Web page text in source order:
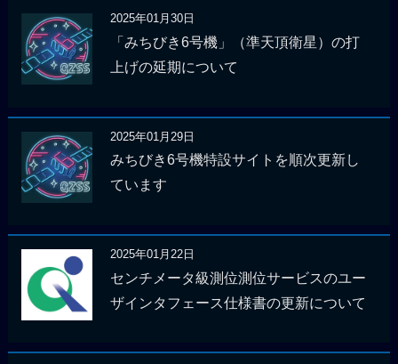
2025年01月30日
「みちびき6号機」（準天頂衛星）の打
上げの延期について
2025年01月29日
みちびき6号機特設サイトを順次更新し
ています
2025年01月22日
センチメータ級測位測位サービスのユー
ザインタフェース仕様書の更新について